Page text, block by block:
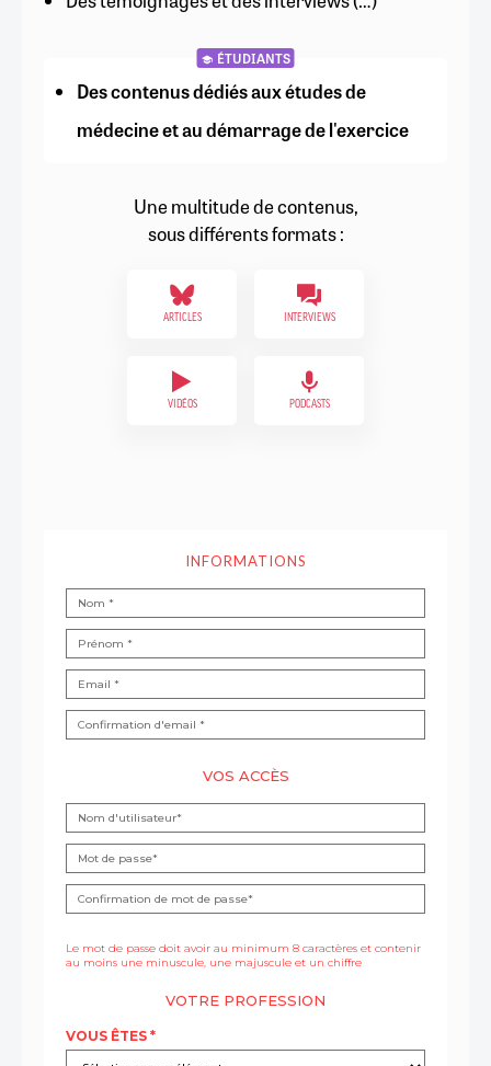
ÉTUDIANTS
Des contenus dédiés aux études de
médecine et au démarrage de l'exercice
Une multitude de contenus,
sous différents formats :
ARTICLES INTERVIEWS
VIDÉOS PODCASTS